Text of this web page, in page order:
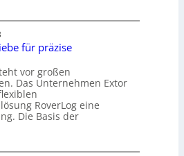
für präzise
vor großen
Das Unternehmen Extor
RoverLog eine
Die Basis der